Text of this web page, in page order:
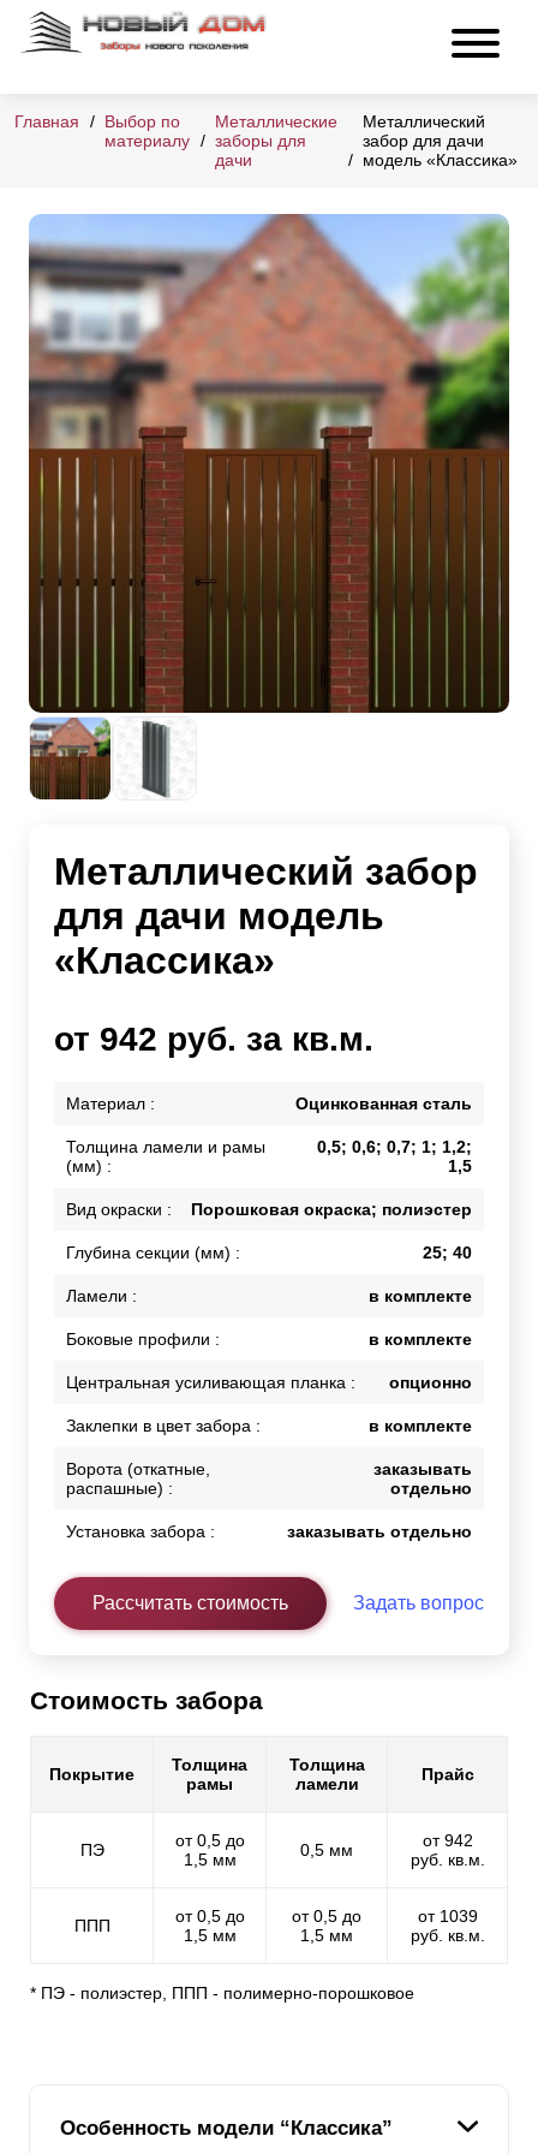
Главная
Выбор по
материалу
Металлические
заборы для
дачи
Металлический
забор для дачи
модель «Классика»
Металлический забор
для дачи модель
«Классика»
от 942 руб. за кв.м.
Материал : Оцинкованная сталь
Толщина ламели и рамы
(мм) :
0,5; 0,6; 0,7; 1; 1,2;
1,5
Вид окраски : Порошковая окраска; полиэстер
Глубина секции (мм) : 25; 40
Ламели : в комплекте
Боковые профили : в комплекте
Центральная усиливающая планка : опционно
Заклепки в цвет забора : в комплекте
Ворота (откатные,
распашные) :
заказывать
отдельно
Установка забора : заказывать отдельно
Рассчитать стоимость Задать вопрос
Стоимость забора
Покрытие
Толщина
рамы
Толщина
ламели
Прайс
ПЭ
от 0,5 до
1,5 мм
0,5 мм
от 942
руб. кв.м.
ППП
от 0,5 до
1,5 мм
от 0,5 до
1,5 мм
от 1039
руб. кв.м.
* ПЭ - полиэстер, ППП - полимерно-порошковое
Особенность модели “Классика”